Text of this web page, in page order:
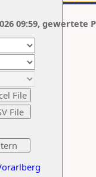
09:59, gewertete